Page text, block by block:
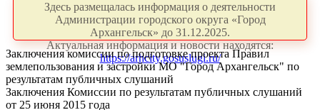
Здесь размещалась информация о деятельности
Администрации городского округа «Город
Архангельск» до 31.12.2025.
Актуальная информация и новости находятся:
https://arhcity.gosuslugi.ru/
Заключения комиссии по подготовке проекта Правил
землепользования и застройки МО "Город Архангельск" по
результатам публичных слушаний
Заключения Комиссии по результатам публичных слушаний
от 25 июня 2015 года